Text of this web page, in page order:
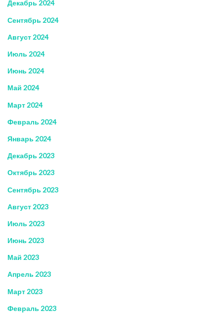
Декабрь 2024
Сентябрь 2024
Август 2024
Июль 2024
Июнь 2024
Май 2024
Март 2024
Февраль 2024
Январь 2024
Декабрь 2023
Октябрь 2023
Сентябрь 2023
Август 2023
Июль 2023
Июнь 2023
Май 2023
Апрель 2023
Март 2023
Февраль 2023